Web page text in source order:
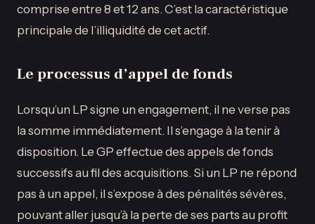
comprise entre 8 et 12 ans. C’est la caractéristique
principale de l’illiquidité de cet actif.
Le processus d’appel de fonds
Lorsqu’un LP signe un engagement, il ne verse pas
la somme immédiatement. Il s’engage à la tenir à
disposition. Le GP effectue des appels de fonds
successifs au fil des acquisitions. Si un LP ne répond
pas à un appel, il s’expose à des pénalités sévères,
pouvant aller jusqu’à la perte de ses parts au profit